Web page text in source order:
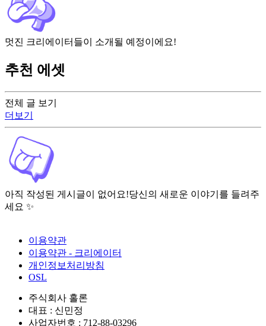
전체 글 보기
더보기
아직 작성된 게시글이 없어요!당신의 새로운 이야기를 들려주
세요 ✨
멋진 크리에이터들이 소개될 예정이에요!
추천 에셋
이용약관
이용약관 - 크리에이터
개인정보처리방침
OSL
주식회사 홀론
대표 : 신민정
사업자번호 : 712-88-03296